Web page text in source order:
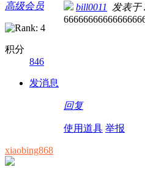
高级会员
积分
846
发消息
bill0011 发表于
回复
使用道具 举报
xiaobing868